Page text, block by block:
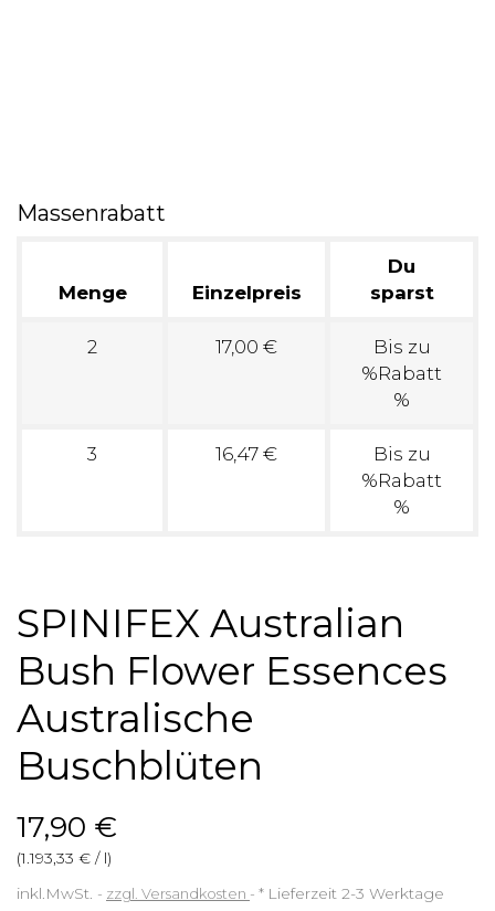
Massenrabatt
Menge Einzelpreis
Du
sparst
2 17,00 €
Bis zu
%Rabatt
%
3 16,47 €
Bis zu
%Rabatt
%
SPINIFEX Australian
Bush Flower Essences
Australische
Buschblüten
17,90 €
(1.193,33 € / l)
inkl.MwSt.
zzgl. Versandkosten * Lieferzeit 2-3 Werktage